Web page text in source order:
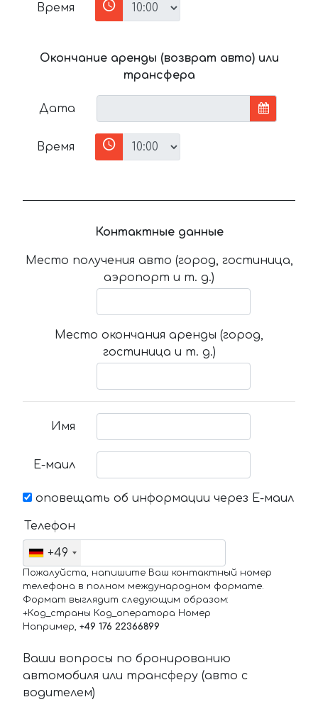
Время
Окончание аренды (возврат авто) или
трансфера
Дата
Время
Контактные данные
Место получения авто (город, гостиница,
аэропорт и т. д.)
Место окончания аренды (город,
гостиница и т. д.)
Имя
Е-маил
оповещать об информации через Е-маил
Телефон
+49
Пожалуйста, напишите Ваш контактный номер
телефона в полном международном формате.
Формат выглядит следующим образом:
+Код_страны Код_оператора Номер
Например, +49 176 22366899
Ваши вопросы по бронированию
автомобиля или трансферу (авто с
водителем)